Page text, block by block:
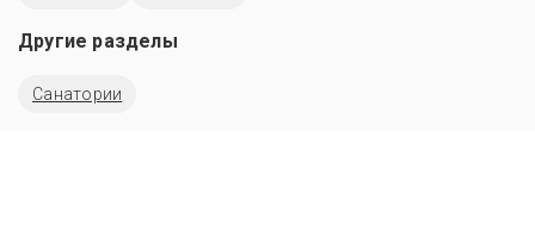
Другие разделы
Санатории